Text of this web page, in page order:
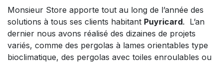
Monsieur Store apporte tout au long de l’année des
solutions à tous ses clients habitant Puyricard. L’an
dernier nous avons réalisé des dizaines de projets
variés, comme des pergolas à lames orientables type
bioclimatique, des pergolas avec toiles enroulables ou